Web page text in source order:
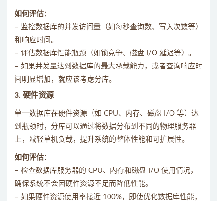
如何评估：
– 监控数据库的并发访问量（如每秒查询数、写入次数等）
和响应时间。
– 评估数据库性能瓶颈（如锁竞争、磁盘 I/O 延迟等）。
– 如果并发量达到数据库的最大承载能力，或者查询响应时
间明显增加，就应该考虑分库。
3. 硬件资源
单一数据库在硬件资源（如 CPU、内存、磁盘 I/O 等）达
到瓶颈时，分库可以通过将数据分布到不同的物理服务器
上，减轻单机负载，提升系统的整体性能和可扩展性。
如何评估：
– 检查数据库服务器的 CPU、内存和磁盘 I/O 使用情况，
确保系统不会因硬件资源不足而降低性能。
– 如果硬件资源使用率接近 100%，即使优化数据库性能，